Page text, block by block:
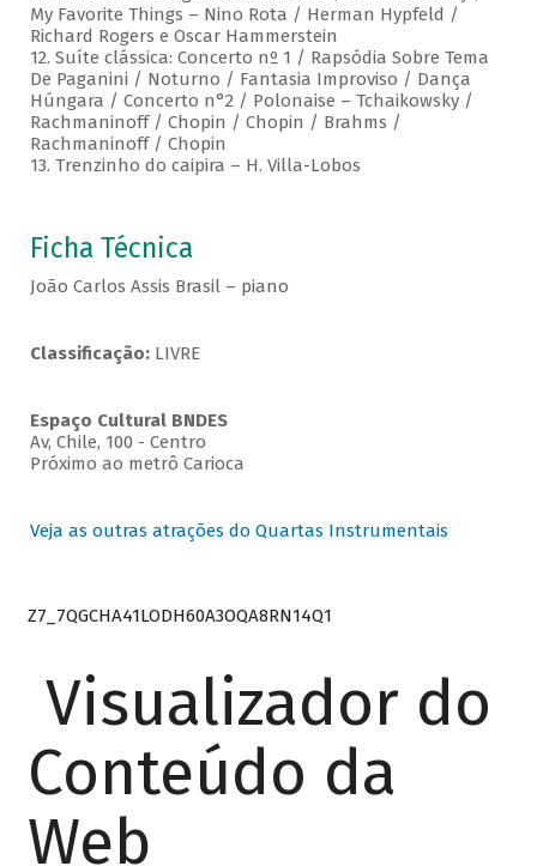
My Favorite Things – Nino Rota / Herman Hypfeld /
Richard Rogers e Oscar Hammerstein
12. Suíte clássica: Concerto nº 1 / Rapsódia Sobre Tema
De Paganini / Noturno / Fantasia Improviso / Dança
Húngara / Concerto n°2 / Polonaise – Tchaikowsky /
Rachmaninoff / Chopin / Chopin / Brahms /
Rachmaninoff / Chopin
13. Trenzinho do caipira – H. Villa-Lobos
Ficha Técnica
João Carlos Assis Brasil – piano
Classificação: LIVRE
Espaço Cultural BNDES
Av, Chile, 100 - Centro
Próximo ao metrô Carioca
Veja as outras atrações do Quartas Instrumentais
Z7_7QGCHA41LODH60A3OQA8RN14Q1
Visualizador do
Conteúdo da
Web